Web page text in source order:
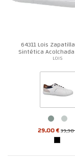
64311 Lois
Sintética
LOIS
29,00 €39,90